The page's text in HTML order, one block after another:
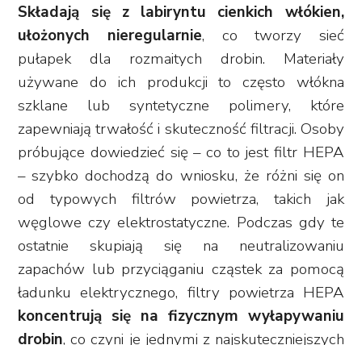
Składają się z labiryntu cienkich włókien,
ułożonych nieregularnie, co tworzy sieć
pułapek dla rozmaitych drobin. Materiały
używane do ich produkcji to często włókna
szklane lub syntetyczne polimery, które
zapewniają trwałość i skuteczność filtracji. Osoby
próbujące dowiedzieć się – co to jest filtr HEPA
– szybko dochodzą do wniosku, że różni się on
od typowych filtrów powietrza, takich jak
węglowe czy elektrostatyczne. Podczas gdy te
ostatnie skupiają się na neutralizowaniu
zapachów lub przyciąganiu cząstek za pomocą
ładunku elektrycznego, filtry powietrza HEPA
koncentrują się na fizycznym wyłapywaniu
drobin, co czyni je jednymi z najskuteczniejszych